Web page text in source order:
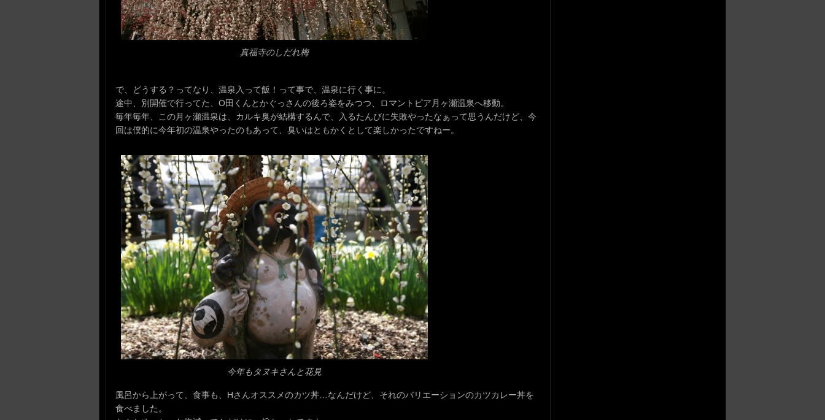
真福寺のしだれ梅
で、どうする？ってなり、温泉入って飯！って事で、温泉に行く事に。
途中、別開催で行ってた、O田くんとかぐっさんの後ろ姿をみつつ、ロマントピア月ヶ瀬温泉へ移動。
毎年毎年、この月ヶ瀬温泉は、カルキ臭が結構するんで、入るたんびに失敗やったなぁって思うんだけど、今
回は僕的に今年初の温泉やったのもあって、臭いはともかくとして楽しかったですねー。
今年もタヌキさんと花見
風呂から上がって、食事も、Hさんオススメのカツ丼…なんだけど、それのバリエーションのカツカレー丼を
食べました。